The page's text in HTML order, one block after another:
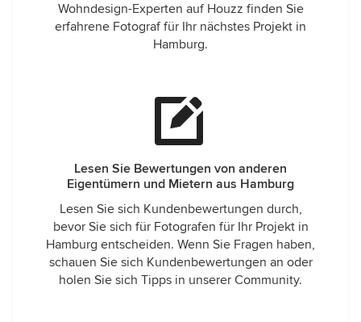
Wohndesign-Experten auf Houzz finden Sie
erfahrene Fotograf für Ihr nächstes Projekt in
Hamburg.
Lesen Sie Bewertungen von anderen
Eigentümern und Mietern aus Hamburg
Lesen Sie sich Kundenbewertungen durch,
bevor Sie sich für Fotografen für Ihr Projekt in
Hamburg entscheiden. Wenn Sie Fragen haben,
schauen Sie sich Kundenbewertungen an oder
holen Sie sich Tipps in unserer Community.